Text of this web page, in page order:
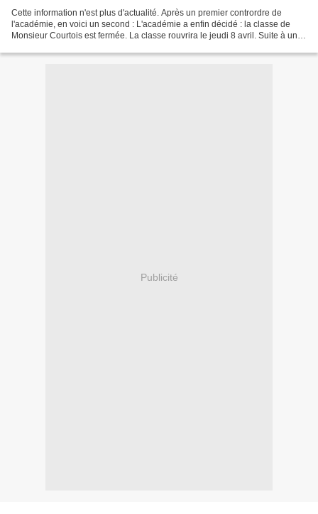
Cette information n'est plus d'actualité. Après un premier contrordre de
l'académie, en voici un second : L'académie a enfin décidé : la classe de
Monsieur Courtois est fermée. La classe rouvrira le jeudi 8 avril. Suite à un
Publicité